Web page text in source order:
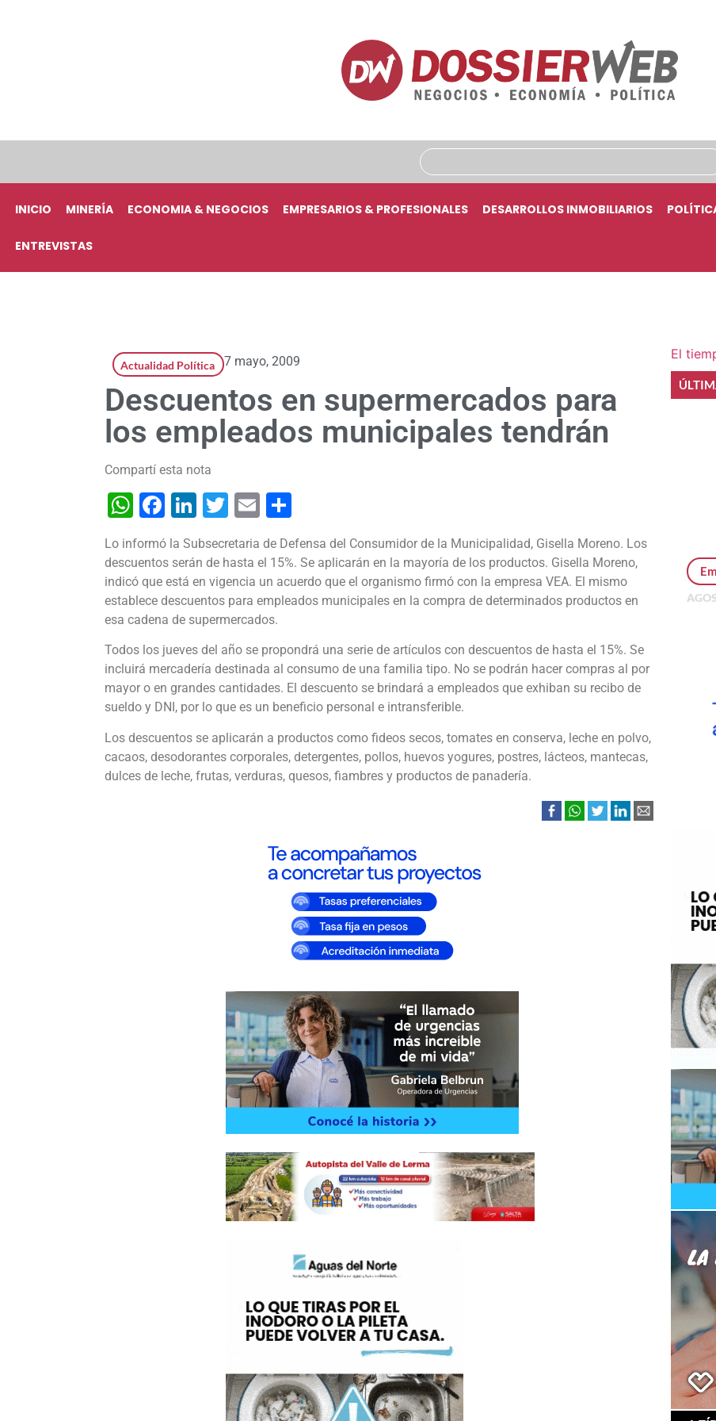
INICIO MINERÍA ECONOMIA & NEGOCIOS EMPRESARIOS & PROFESIONALES DESARROLLOS INMOBILIARIOS
ENTREVISTAS
Actualidad Política 7 mayo, 2009
Descuentos en supermercados para
los empleados municipales tendrán
Compartí esta nota
WhatsApp
Facebook
LinkedIn
Twitter
Email
Lo informó la Subsecretaria de Defensa del Consumidor de la Municipalidad, Gisella Moreno. Los
descuentos serán de hasta el 15%. Se aplicarán en la mayoría de los productos. Gisella Moreno,
indicó que está en vigencia un acuerdo que el organismo firmó con la empresa VEA. El mismo
establece descuentos para empleados municipales en la compra de determinados productos en
esa cadena de supermercados.
Todos los jueves del año se propondrá una serie de artículos con descuentos de hasta el 15%. Se
incluirá mercadería destinada al consumo de una familia tipo. No se podrán hacer compras al por
mayor o en grandes cantidades. El descuento se brindará a empleados que exhiban su recibo de
sueldo y DNI, por lo que es un beneficio personal e intransferible.
Los descuentos se aplicarán a productos como fideos secos, tomates en conserva, leche en polvo,
cacaos, desodorantes corporales, detergentes, pollos, huevos yogures, postres, lácteos, mantecas,
dulces de leche, frutas, verduras, quesos, fiambres y productos de panadería.
El